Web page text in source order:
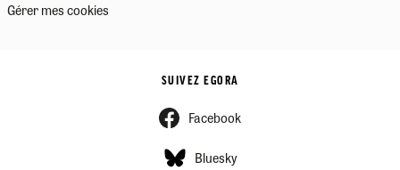
Gérer mes cookies
SUIVEZ EGORA
Facebook
Bluesky